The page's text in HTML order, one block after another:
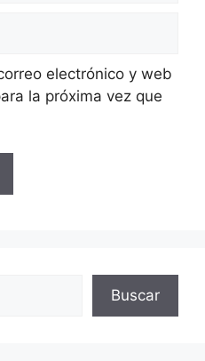
electrónico y web
la próxima vez que
Buscar